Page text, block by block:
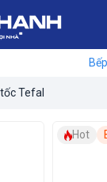
Tefal
Hot